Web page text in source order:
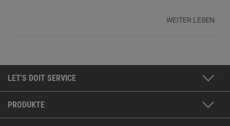
WEITER LESEN
LET'S DOIT SERVICE
PRODUKTE